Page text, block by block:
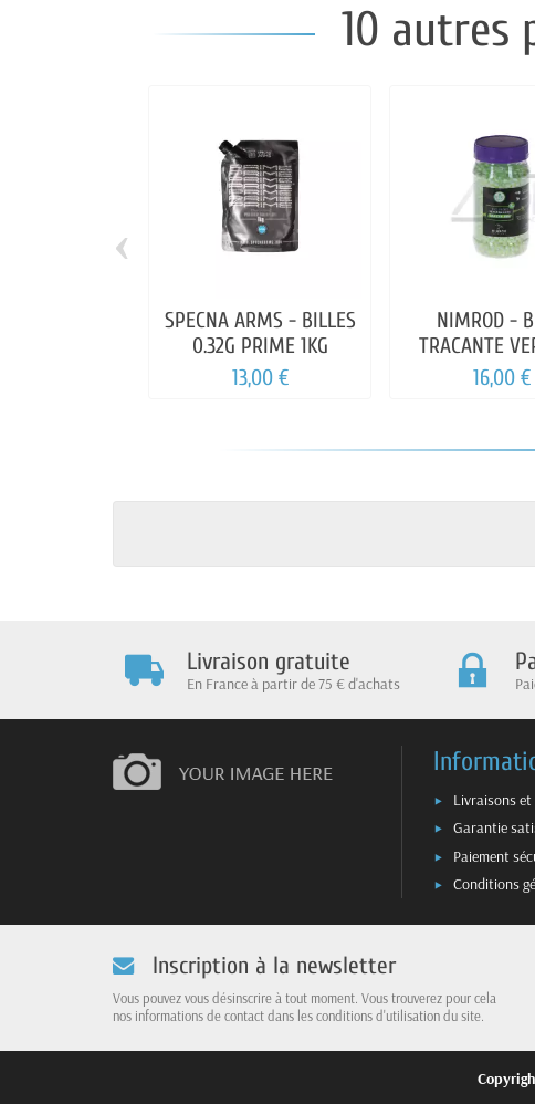
10 autres
SPECNA ARMS - BILLES
0.32G PRIME 1KG
13,00 €
NIMROD -
TRACANTE
0.20GR
16,00 €
‹
Livraison gratuite
En France à partir de 75 € d'achats
Livraisons
Garantie
Paiement
Conditions
Inscription à la newsletter
Vous pouvez vous désinscrire à tout moment. Vous trouverez pour cela
nos informations de contact dans les conditions d'utilisation du site.